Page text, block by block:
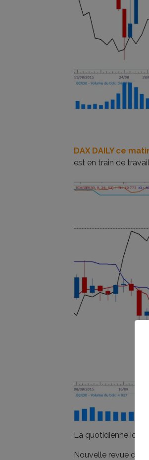
DAX DAILY ce
est en train de
La quotidienne
Nouvelle revue de